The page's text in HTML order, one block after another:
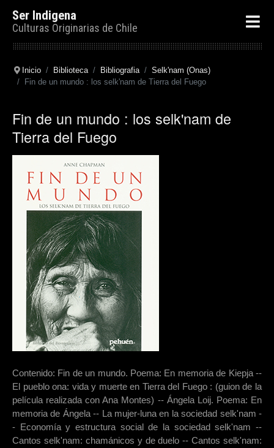
Ser Indigena
Culturas Originarias de Chile
Inicio Biblioteca Bibliografia
Selk'nam (Onas)
Fin de un mundo : los selk'nam de Tierra del Fuego
Fin de un mundo : los selk'nam de
Tierra del Fuego
Contenido: Fin de un mundo. Poema: En memoria de Kiepja --
El pueblo ona: vida y muerte en Tierra del Fuego : (guion de la
película realizada con Ana Montes) -- Ángela Loij. Poema: En
memoria de Ángela -- La mujer-luna en la sociedad selk'nam -
- Economía y estructura social de la sociedad selk'nam --
Cantos selk'nam: chamánicos y de duelo -- Cantos selk'nam: